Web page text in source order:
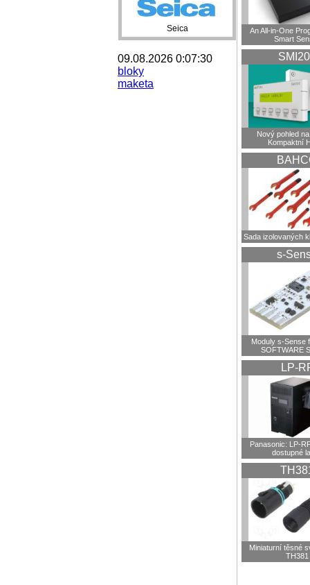
Seica
09.08.2026 0:07:30
bloky
maketa
An All-in-One
Smart
Nový pohled
Kompaktní
Sada izolovaných
s-
Moduly s-Sense
SOFTWARE
LP-
Panasonic: LP-
dostupné
Miniaturní těsné
TH381